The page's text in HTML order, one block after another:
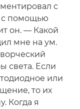
с
с помощью
он. — Какой
мне на ум.
света. Если
или
то их
Когда я